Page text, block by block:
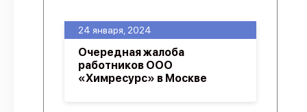
Политика конфиденциальности
24 января, 2024
Очередная жалоба
работников ООО
«Химресурс» в Москве